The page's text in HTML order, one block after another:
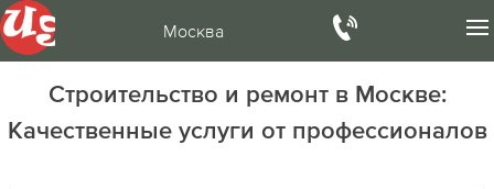
Москва
Строительство и ремонт в Москве:
Качественные услуги от профессионалов